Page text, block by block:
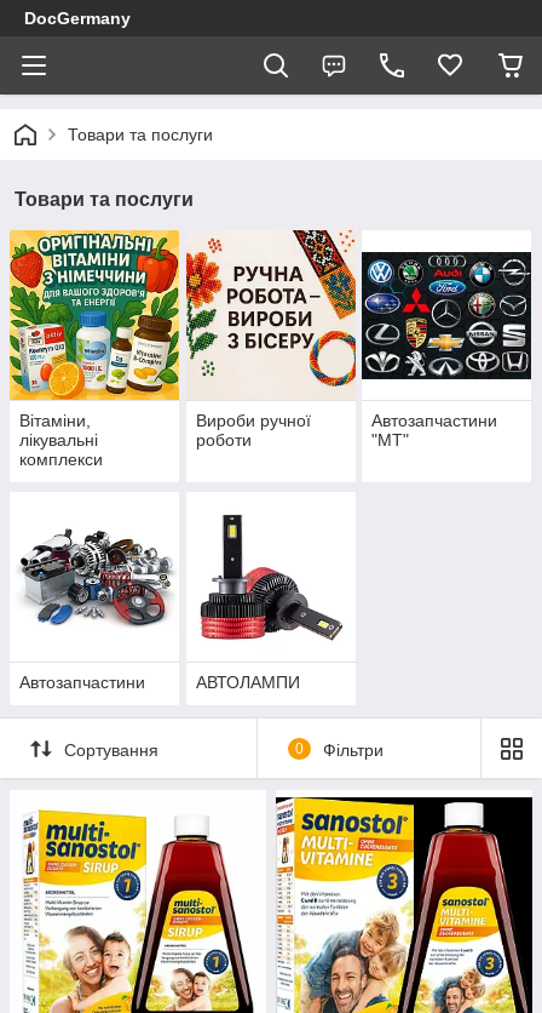
DocGermany
Товари та послуги
Товари та послуги
Вітаміни,
лікувальні
комплекси
Вироби ручної
роботи
Автозапчастини
"МТ"
Автозапчастини АВТОЛАМПИ
Сортування 0 Фільтри